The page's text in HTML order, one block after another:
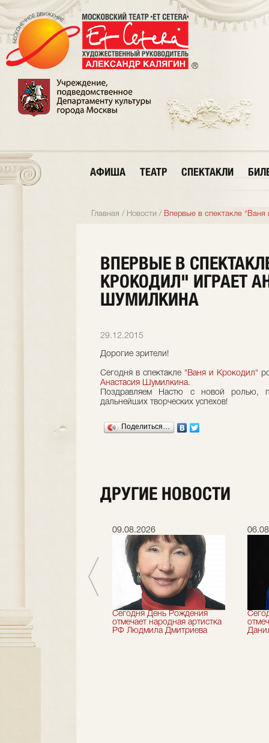
АФИША ТЕАТР СПЕКТАКЛИ
Главная / Новости / Впервые в спектакле "Ваня
ВПЕРВЫЕ В
КРОКОДИЛ" ИГРАЕТ
ШУМИЛКИНА
29.12.2015
Дорогие зрители!
Сегодня в спектакле "Ваня и Крокодил"
Анастасия Шумилкина.
Поздравляем Настю с новой ролью,
дальнейших творческих успехов!
Поделиться…
ДРУГИЕ НОВОСТИ
искусств
Николай Максимов
09.08.2026
Сегодня День Рождения
отмечает народная артистка
РФ Людмила Дмитриева